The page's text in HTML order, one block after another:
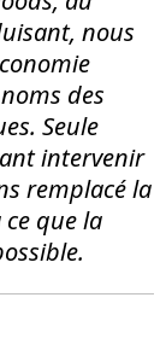
nous
des
Seule
intervenir
remplacé la
que la